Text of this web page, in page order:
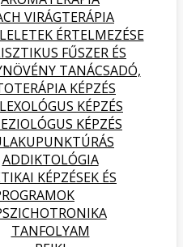
VIRÁGTERÁPIA
ÉRTELMEZÉSE
FŰSZER ÉS
TANÁCSADÓ,
KÉPZÉS
KÉPZÉS
KÉPZÉS
ADDIKTOLÓGIA
KÉPZÉSEK ÉS
TANFOLYAM